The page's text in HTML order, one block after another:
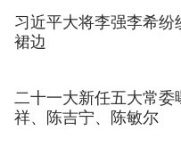
习近平大将李强李希
裙边
二十一大新任五大常
祥、陈吉宁、陈敏尔